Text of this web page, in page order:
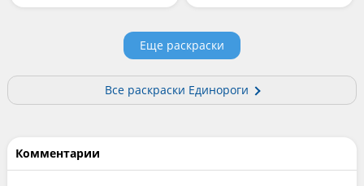
Еще раскраски
Все раскраски Единороги
Комментарии